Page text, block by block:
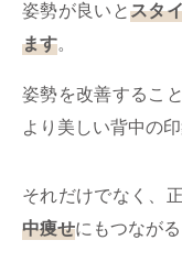
姿勢が良いとスタ
ます。
姿勢を改善するこ
より美しい背中の
それだけでなく、
中痩せにもつなが